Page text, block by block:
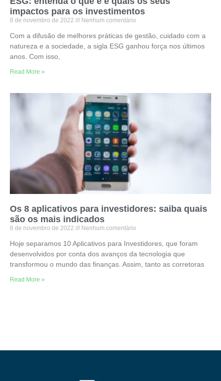
impactos para os investimentos
8 de novembro de 2022 Nenhum comentário
Com a difusão de melhores práticas de gestão, cuidado com a
natureza e a sociedade, a sigla ESG ganhou força nos últimos
anos. Com isso,
Read More »
Os 8 aplicativos para investidores: saiba quais
são os mais indicados
8 de novembro de 2022 Nenhum comentário
Hoje separamos 10 Aplicativos para Investidores, que foram
desenvolvidos por conta dos avanços da tecnologia que
transformou o mundo das finanças. Assim, tanto as corretoras
Read More »